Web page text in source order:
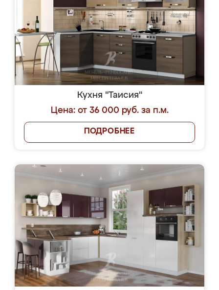
Кухня "Таисия"
Цена: от 36 000 руб. за п.м.
ПОДРОБНЕЕ